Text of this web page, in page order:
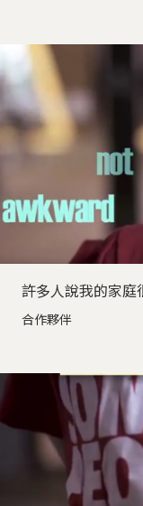
許多人說我的家庭
合作夥伴